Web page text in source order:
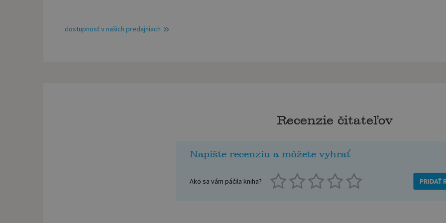
dostupnosť v našich predajniach
Recenzie čitateľov
Napíšte recenziu a môžete vyhrať
Ako sa vám páčila kniha? PRIDAŤ